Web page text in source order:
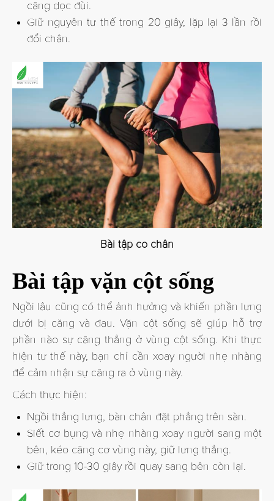
căng dọc đùi.
Giữ nguyên tư thế trong 20 giây, lặp lại 3 lần rồi
đổi chân.
Bài tập co chân
Bài tập vặn cột sống
Ngồi lâu cũng có thể ảnh hưởng và khiến phần lưng
dưới bị căng và đau. Vặn cột sống sẽ giúp hỗ trợ
phần nào sự căng thẳng ở vùng cột sống. Khi thực
hiện tư thế này, bạn chỉ cần xoay người nhẹ nhàng
để cảm nhận sự căng ra ở vùng này.
Cách thực hiện:
Ngồi thẳng lưng, bàn chân đặt phẳng trên sàn.
Siết cơ bụng và nhẹ nhàng xoay người sang một
bên, kéo căng cơ vùng này, giữ lưng thẳng.
Giữ trong 10-30 giây rồi quay sang bên còn lại.